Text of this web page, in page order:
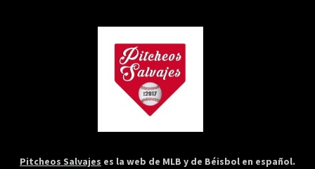
Pitcheos Salvajes es la web de MLB y de Béisbol en español.